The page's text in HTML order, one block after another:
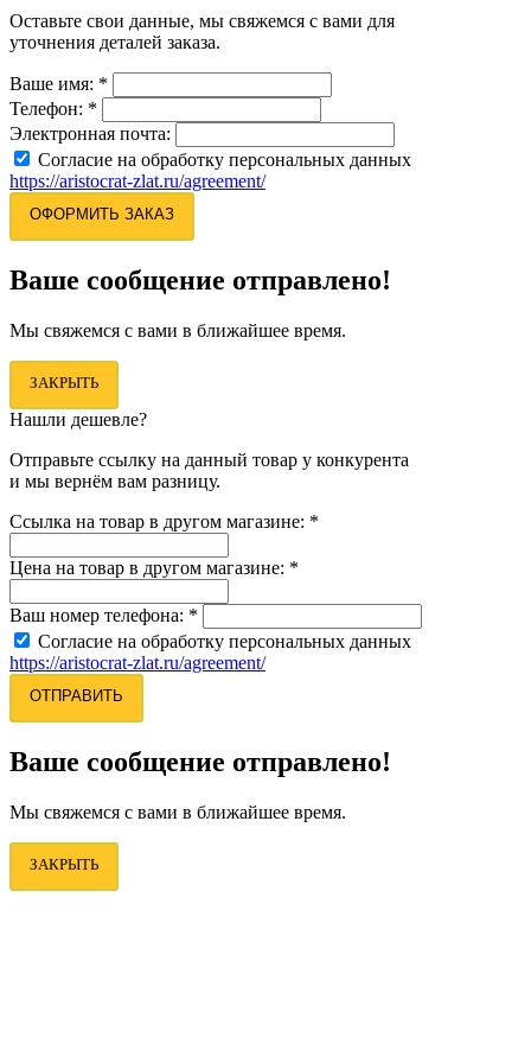
Оставьте свои данные, мы свяжемся с вами для
уточнения деталей заказа.
Ваше имя: *
Телефон: *
Электронная почта:
Согласие на обработку персональных данных
https://aristocrat-zlat.ru/agreement/
ОФОРМИТЬ ЗАКАЗ
Ваше сообщение отправлено!
Мы свяжемся с вами в ближайшее время.
ЗАКРЫТЬ
Нашли дешевле?
Отправьте ссылку на данный товар у конкурента
и мы вернём вам разницу.
Ссылка на товар в другом магазине: *
Цена на товар в другом магазине: *
Ваш номер телефона: *
Согласие на обработку персональных данных
https://aristocrat-zlat.ru/agreement/
ОТПРАВИТЬ
Ваше сообщение отправлено!
Мы свяжемся с вами в ближайшее время.
ЗАКРЫТЬ